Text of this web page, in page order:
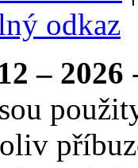
odkaz
– 2026